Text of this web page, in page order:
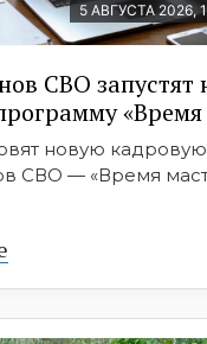
5 АВГУСТА 2026,
СВО запустят
«Время
новую
СВО — «Время